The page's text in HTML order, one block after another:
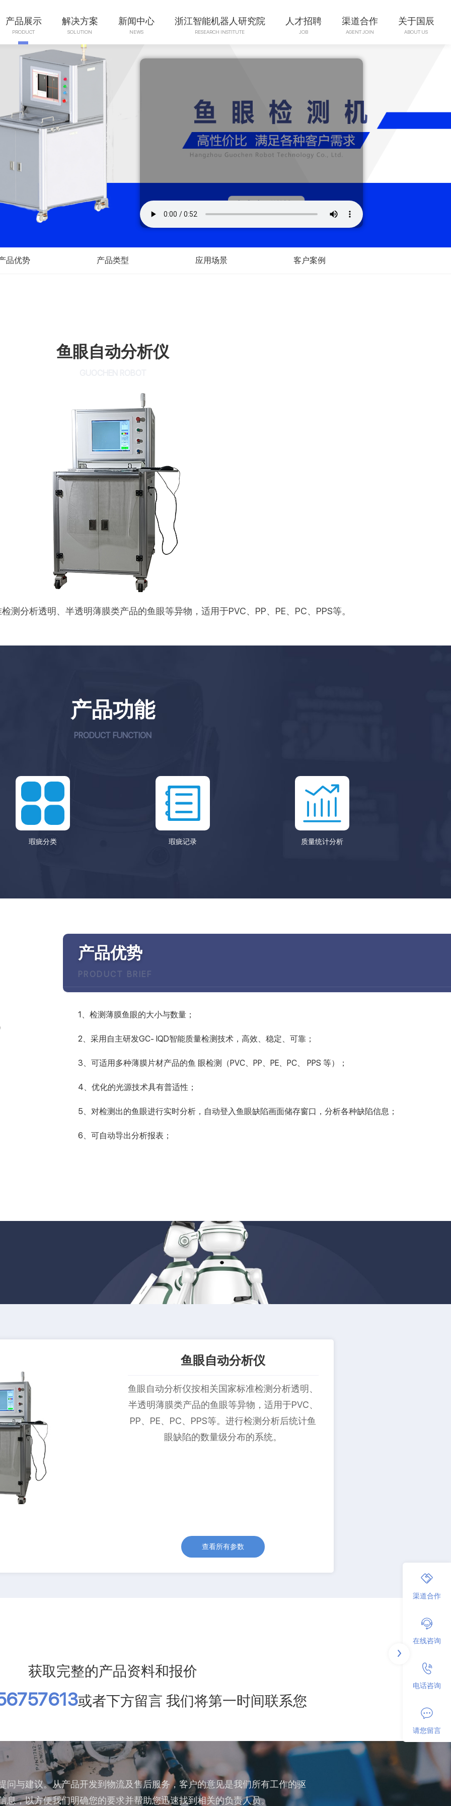
产品展示
PRODUCT
解决方案
SOLUTION
新闻中心
NEWS
浙江智能机器人研究院
RESEARCH INSTITUTE
人才招聘
JOB
渠道合作
AGENT JOIN
关于国辰
ABOUT US
品优势 产品类型 应用场景 客户案例
鱼眼自动分析仪
测分析透明、半透明薄膜类产品的鱼眼等异物，适用于PVC、PP、PE、PC、PPS等。
产品功能
PRODUCT FUNCTION
瑕疵分类 瑕疵记录 质量统计分析
产品优势
PRODUCT BRIEF
1、检测薄膜鱼眼的大小与数量；
2、采用自主研发GC- IQD智能质量检测技术，高效、稳定、可靠；
3、可适用多种薄膜片材产品的鱼 眼检测（PVC、PP、PE、PC、 PPS 等）；
4、优化的光源技术具有普适性；
5、对检测出的鱼眼进行实时分析，自动登入鱼眼缺陷画面储存窗口，分析各种缺陷信息；
6、可自动导出分析报表；
鱼眼自动分析仪
鱼眼自动分析仪按相关国家标准检测分析透明、
半透明薄膜类产品的鱼眼等异物，适用于PVC、
PP、PE、PC、PPS等。进行检测分析后统计鱼
眼缺陷的数量级分布的系统。
查看所有参数
获取完整的产品资料和报价
或者下方留言 我们将第一时间联系您
问与建议。从产品开发到物流及售后服务，客户的意见是我们所有工作的驱
息，以方便我们明确您的要求并帮助您迅速找到相关的负责人员。
渠道合作
在线咨询
电话咨询
请您留言